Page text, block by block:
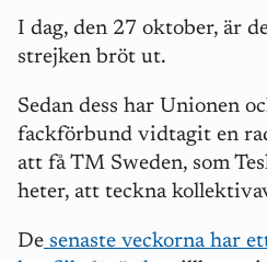
I dag, den 27 oktober, är
strejken bröt ut.
Sedan dess har Unionen
fackförbund vidtagit en
att få TM Sweden, som
heter, att teckna
De senaste veckorna har